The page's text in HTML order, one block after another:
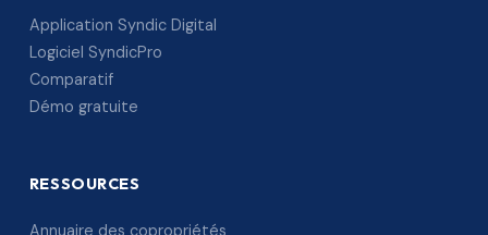
Application Syndic Digital
Logiciel SyndicPro
Comparatif
Démo gratuite
RESSOURCES
Annuaire des copropriétés